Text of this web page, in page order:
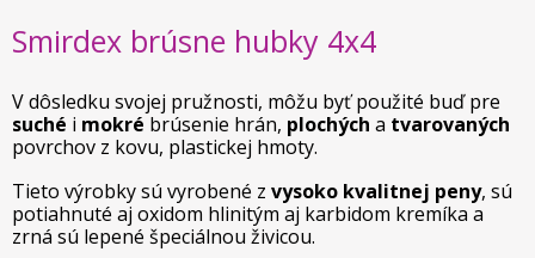
Smirdex brúsne hubky 4x4
V dôsledku svojej pružnosti, môžu byť použité buď pre
suché i mokré brúsenie hrán, plochých a tvarovaných
povrchov z kovu, plastickej hmoty.
Tieto výrobky sú vyrobené z vysoko kvalitnej peny, sú
potiahnuté aj oxidom hlinitým aj karbidom kremíka a
zrná sú lepené špeciálnou živicou.